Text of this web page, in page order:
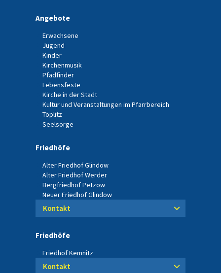
Angebote
Erwachsene
Jugend
Kinder
Kirchenmusik
Pfadfinder
Lebensfeste
Kirche in der Stadt
Kultur und Veranstaltungen im Pfarrbereich
Töplitz
Seelsorge
Friedhöfe
Alter Friedhof Glindow
Alter Friedhof Werder
Bergfriedhof Petzow
Neuer Friedhof Glindow
Kontakt
Friedhöfe
Friedhof Kemnitz
Kontakt